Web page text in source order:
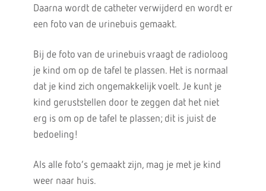
Daarna wordt de catheter verwijderd en wordt er
een foto van de urinebuis gemaakt.
Bij de foto van de urinebuis vraagt de radioloog
je kind om op de tafel te plassen. Het is normaal
dat je kind zich ongemakkelijk voelt. Je kunt je
kind geruststellen door te zeggen dat het niet
erg is om op de tafel te plassen; dit is juist de
bedoeling!
Als alle foto’s gemaakt zijn, mag je met je kind
weer naar huis.